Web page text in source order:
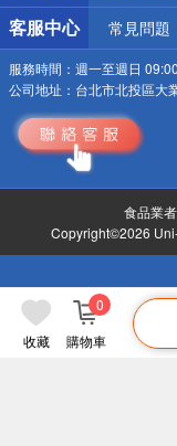
收藏 購物車
0
客服中心 常見問題
服務時間： 週一至週日
公司地址： 台北市北投區大
食品業
Copyright©2026